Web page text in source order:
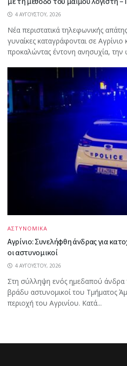
4 ΑΥΓΟΎΣΤΟΥ, 2026
Νέα περιστατικά τηλεφωνικής
γυναίκες καταγράφονται σε
προκαλώντας έντονη ανησυχία, την
ΑΣΤΥΝΟΜΙΚΑ
Αγρίνιο: Συνελήφθη άνδρας για
οι αστυνομικοί
4 ΑΥΓΟΎΣΤΟΥ, 2026
Στη σύλληψη ενός ημεδαπού
βράδυ αστυνομικοί του Τμήματος
περιοχή του Αγρινίου. Κατά...